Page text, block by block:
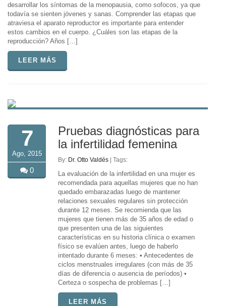
desarrollar los síntomas de la menopausia, como sofocos, ya que
todavía se sienten jóvenes y sanas. Comprender las etapas que
atraviesa el aparato reproductor es importante para entender
estos cambios en el cuerpo. ¿Cuáles son las etapas de la
reproducción? Años […]
LEER MÁS
7
Ago, 2015
0
Pruebas diagnósticas para
la infertilidad femenina
By: Dr. Otto Valdés | Tags:
La evaluación de la infertilidad en una mujer es
recomendada para aquellas mujeres que no han
quedado embarazadas luego de mantener
relaciones sexuales regulares sin protección
durante 12 meses. Se recomienda que las
mujeres que tienen más de 35 años de edad o
que presenten una de las siguientes
características en su historia clínica o examen
físico se evalúen antes, luego de haberlo
intentado durante 6 meses: • Antecedentes de
ciclos menstruales irregulares (con más de 35
días de diferencia o ausencia de períodos) •
Certeza o sospecha de problemas […]
LEER MÁS